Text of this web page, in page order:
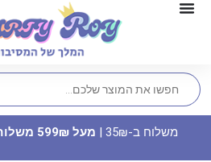
משלוח ב-35₪ | מעל 599₪ משלוח חינם או איסוף עצמי